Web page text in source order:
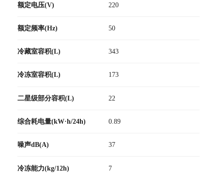
额定电压(V) 220
额定频率(Hz) 50
冷藏室容积(L) 343
冷冻室容积(L) 173
二星级部分容积(L) 22
综合耗电量(kW·h/24h) 0.89
噪声dB(A) 37
冷冻能力(kg/12h) 7